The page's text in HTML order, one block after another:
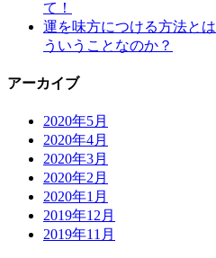
て！
運を味方につける方法と
ういうことなのか？
アーカイブ
2020年5月
2020年4月
2020年3月
2020年2月
2020年1月
2019年12月
2019年11月